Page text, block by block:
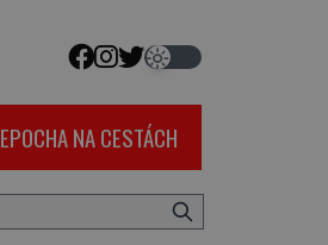
EPOCHA NA CESTÁCH